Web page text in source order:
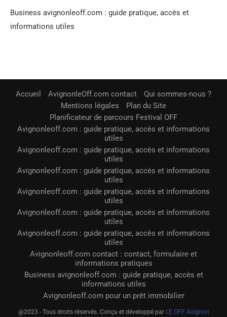
Business avignonleoff.com : guide pratique, accès et
informations utiles
Accueil AvignonleOff.com contact
Qui sommes-nous ?
Mentions légales
Plan du Site
Planificateur de parcours Festival OFF
Avignonleoff.com : guide pratique, accès et informations
utiles
Avignonleoff.com : guide pratique, accès et informations
utiles
Avignonleoff.com : guide pratique, accès et informations
utiles
Avignonleoff.com : guide pratique, accès et informations
utiles
Avignonleoff.com : guide pratique, accès et informations
utiles
Avignonleoff.com : guide pratique, accès et informations
utiles
Avignonleoff.com contact : contact, formulaire et
informations pratiques
Business avignonleoff.com : guide pratique, accès et
informations utiles
Avignonleoff.com pour un prêt immobilier
@2023 - Tous droits réservés. Conçu et développé par LE OFF Avignon